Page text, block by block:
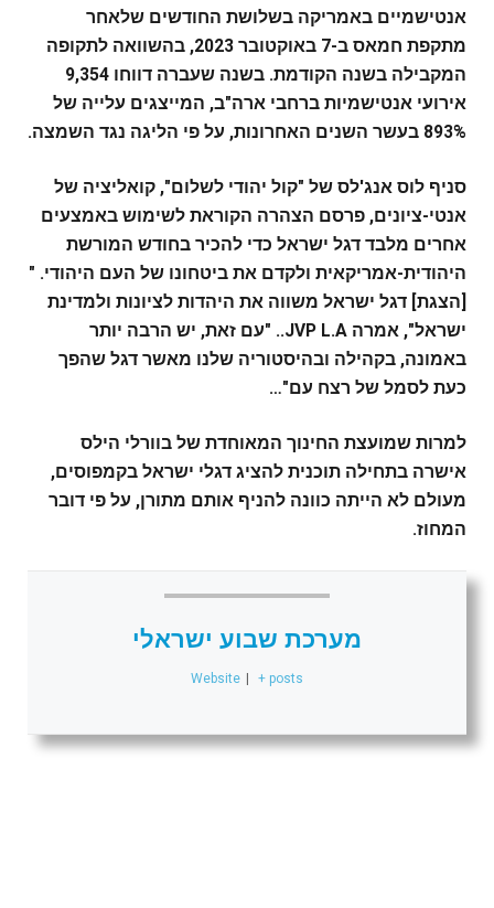
אנטישמיים באמריקה בשלושת החודשים שלאחר
מתקפת חמאס ב-7 באוקטובר 2023, בהשוואה לתקופה
המקבילה בשנה הקודמת. בשנה שעברה דווחו 9,354
אירועי אנטישמיות ברחבי ארה"ב, המייצגים עלייה של
893% בעשר השנים האחרונות, על פי הליגה נגד השמצה.
סניף לוס אנג'לס של "קול יהודי לשלום", קואליציה של
אנטי-ציונים, פרסם הצהרה הקוראת לשימוש באמצעים
אחרים מלבד דגל ישראל כדי להכיר בחודש המורשת
היהודית-אמריקאית ולקדם את ביטחונו של העם היהודי. "
[הצגת] דגל ישראל משווה את היהדות לציונות ולמדינת
ישראל", אמרה JVP L.A.. "עם זאת, יש הרבה יותר
באמונה, בקהילה ובהיסטוריה שלנו מאשר דגל שהפך
כעת לסמל של רצח עם"…
למרות שמועצת החינוך המאוחדת של בוורלי הילס
אישרה בתחילה תוכנית להציג דגלי ישראל בקמפוסים,
מעולם לא הייתה כוונה להניף אותם מתורן, על פי דובר
המחוז.
מערכת שבוע ישראלי
Website + posts